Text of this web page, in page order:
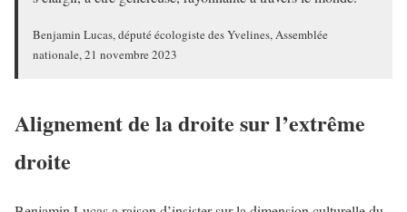
Benjamin Lucas, député écologiste des Yvelines, Assemblée
nationale, 21 novembre 2023
Alignement de la droite sur l’extrême
droite